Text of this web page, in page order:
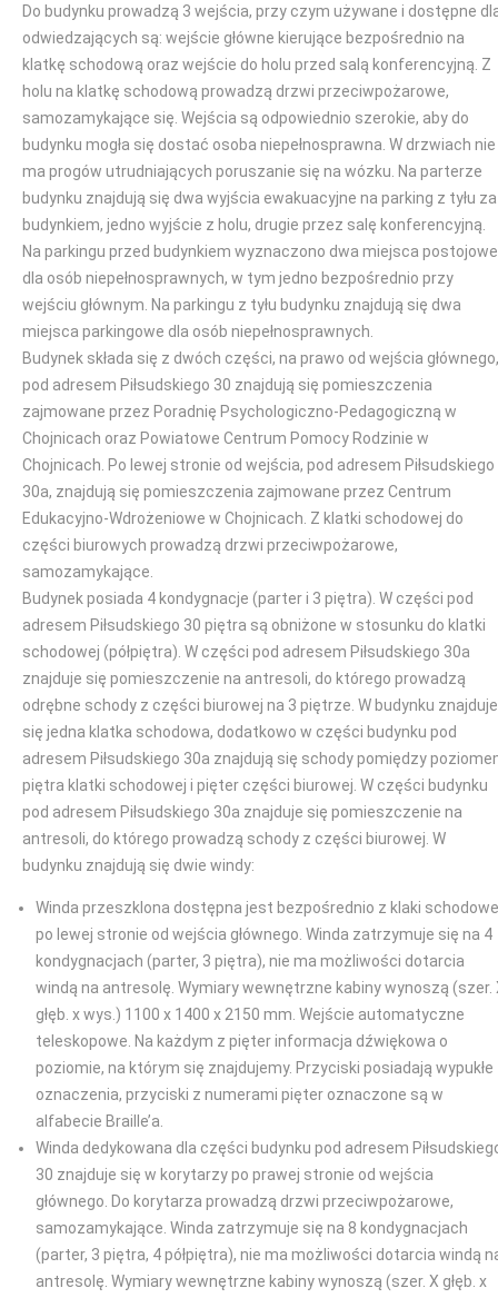
Do budynku prowadzą 3 wejścia, przy czym używane i dostępne
odwiedzających są: wejście główne kierujące bezpośrednio na
klatkę schodową oraz wejście do holu przed salą konferencyjną. Z
holu na klatkę schodową prowadzą drzwi przeciwpożarowe,
samozamykające się. Wejścia są odpowiednio szerokie, aby do
budynku mogła się dostać osoba niepełnosprawna. W drzwiach nie
ma progów utrudniających poruszanie się na wózku. Na parterze
budynku znajdują się dwa wyjścia ewakuacyjne na parking z tyłu za
budynkiem, jedno wyjście z holu, drugie przez salę konferencyjną.
Na parkingu przed budynkiem wyznaczono dwa miejsca postojowe
dla osób niepełnosprawnych, w tym jedno bezpośrednio przy
wejściu głównym. Na parkingu z tyłu budynku znajdują się dwa
miejsca parkingowe dla osób niepełnosprawnych.
Budynek składa się z dwóch części, na prawo od wejścia głównego,
pod adresem Piłsudskiego 30 znajdują się pomieszczenia
zajmowane przez Poradnię Psychologiczno-Pedagogiczną w
Chojnicach oraz Powiatowe Centrum Pomocy Rodzinie w
Chojnicach. Po lewej stronie od wejścia, pod adresem Piłsudskiego
30a, znajdują się pomieszczenia zajmowane przez Centrum
Edukacyjno-Wdrożeniowe w Chojnicach. Z klatki schodowej do
części biurowych prowadzą drzwi przeciwpożarowe,
samozamykające.
Budynek posiada 4 kondygnacje (parter i 3 piętra). W części pod
adresem Piłsudskiego 30 piętra są obniżone w stosunku do klatki
schodowej (półpiętra). W części pod adresem Piłsudskiego 30a
znajduje się pomieszczenie na antresoli, do którego prowadzą
odrębne schody z części biurowej na 3 piętrze. W budynku znajduje
się jedna klatka schodowa, dodatkowo w części budynku pod
adresem Piłsudskiego 30a znajdują się schody pomiędzy
piętra klatki schodowej i pięter części biurowej. W części budynku
pod adresem Piłsudskiego 30a znajduje się pomieszczenie na
antresoli, do którego prowadzą schody z części biurowej. W
budynku znajdują się dwie windy:
Winda przeszklona dostępna jest bezpośrednio z klaki
po lewej stronie od wejścia głównego. Winda zatrzymuje się na 4
kondygnacjach (parter, 3 piętra), nie ma możliwości dotarcia
windą na antresolę. Wymiary wewnętrzne kabiny wynoszą (szer.
głęb. x wys.) 1100 x 1400 x 2150 mm. Wejście automatyczne
teleskopowe. Na każdym z pięter informacja dźwiękowa o
poziomie, na którym się znajdujemy. Przyciski posiadają wypukłe
oznaczenia, przyciski z numerami pięter oznaczone są w
alfabecie Braille’a.
Winda dedykowana dla części budynku pod adresem
30 znajduje się w korytarzy po prawej stronie od wejścia
głównego. Do korytarza prowadzą drzwi przeciwpożarowe,
samozamykające. Winda zatrzymuje się na 8 kondygnacjach
(parter, 3 piętra, 4 półpiętra), nie ma możliwości dotarcia windą
antresolę. Wymiary wewnętrzne kabiny wynoszą (szer. X głęb. x